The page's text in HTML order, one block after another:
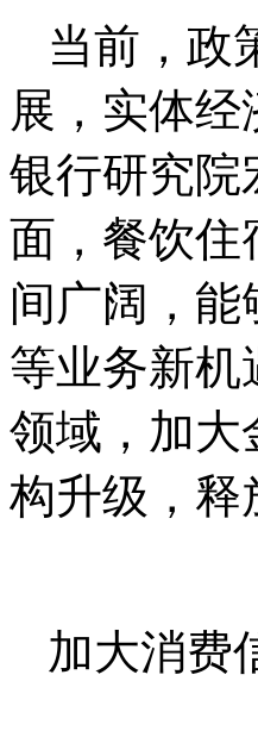
当前，政
展，实体
银行研究院
面，餐饮住
间广阔，
等业务新机
领域，加大
构升级，释
加大消费